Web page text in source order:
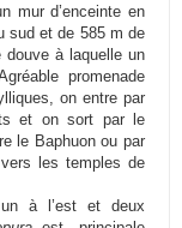
mur d’enceinte en
sud et de 585 m de
douve à laquelle un
promenade
on entre par
et on sort par le
le Baphuon ou par
les temples de
un à l’est et deux